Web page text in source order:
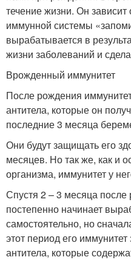
течение жизни. Он зависит
иммунной системы
вырабатывается в
жизни заболеваний и
Врожденный иммунитет
После рождения
антитела, которые он
последние 3 месяца
Они будут защищать его
месяцев. Но так же, как и
организма, иммунитет у
Спустя 2 – 3 месяца
постепенно начинает
самостоятельно, но
этот период его
антитела, которые